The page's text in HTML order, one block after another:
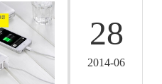
2014-06
28